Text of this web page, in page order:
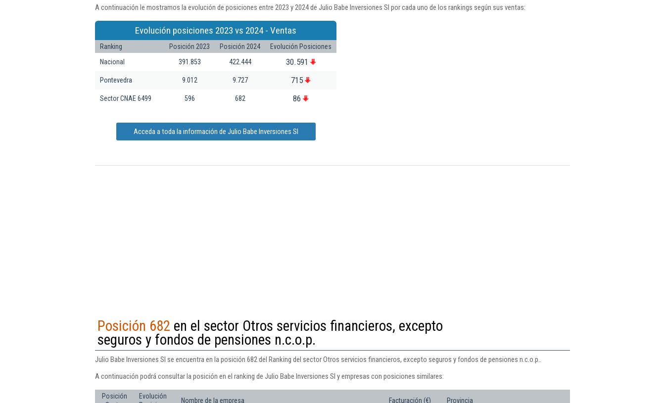
A continuación le mostramos la evolución de posiciones entre 2023 y 2024 de Julio Babe Inversiones Sl por cada uno de los rankings según sus ventas:
Evolución posiciones 2023 vs 2024 - Ventas
Ranking Posición 2023 Posición 2024
Evolución Posiciones
Nacional
391.853 422.444 30.591
Pontevedra 9.012 9.727 715
Sector CNAE 6499 596 682 86
Acceda a toda la información de Julio Babe Inversiones Sl
Posición 682 en el sector Otros servicios financieros, excepto
seguros y fondos de pensiones n.c.o.p.
Julio Babe Inversiones Sl se encuentra en la posición 682 del Ranking del sector Otros servicios financieros, excepto seguros y fondos de pensiones n.c.o.p..
A continuación podrá consultar la posición en el ranking de Julio Babe Inversiones Sl y empresas con posiciones similares:
Posición
Evolución
Nombre de la empresa Facturación (€) Provincia